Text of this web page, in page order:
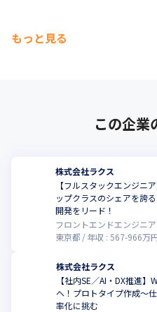
※2：株式会社アイ・ティ・アー
View：メール／Webマーケティ
システム市場の実態と展望」（
もっと見る
この企業
株式会社ラクス
【フルスタックエンジニ
ップクラスのシェアを誇
開発をリード！
フロントエンドエンジニア
東京都
年収 :567-966万
株式会社ラクス
【社内SE／AI・DX推進
へ！プロトタイプ作成〜
率化に挑む